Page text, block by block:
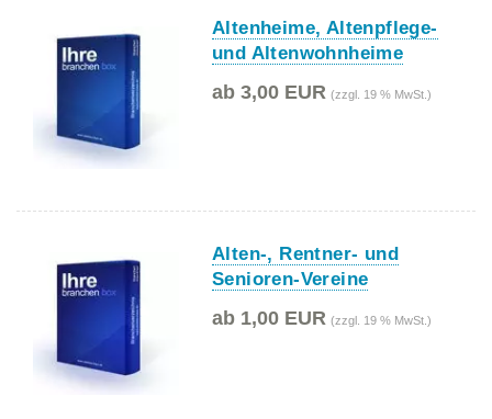
Altenheime, Altenpflege-
und Altenwohnheime
ab 3,00 EUR (zzgl. 19 % MwSt.)
Alten-, Rentner- und
Senioren-Vereine
ab 1,00 EUR (zzgl. 19 % MwSt.)